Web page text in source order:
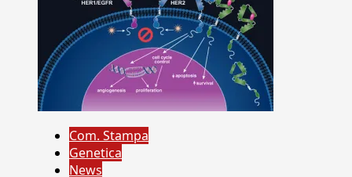
Com. Stampa
Genetica
News